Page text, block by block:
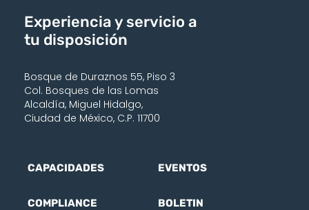
Experiencia y servicio a
tu disposición
Bosque de Duraznos 55, Piso 3
Col. Bosques de las Lomas
Alcaldía, Miguel Hidalgo,
Ciudad de México, C.P. 11700
CAPACIDADES
COMPLIANCE
EVENTOS
BOLETIN